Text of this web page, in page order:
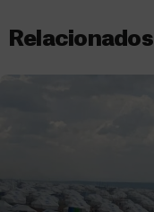
Relacionados